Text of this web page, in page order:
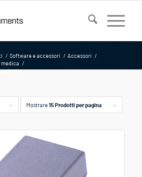
/ Software e accessori / Accessori /
/
Mostrare15 Prodotti per pagina